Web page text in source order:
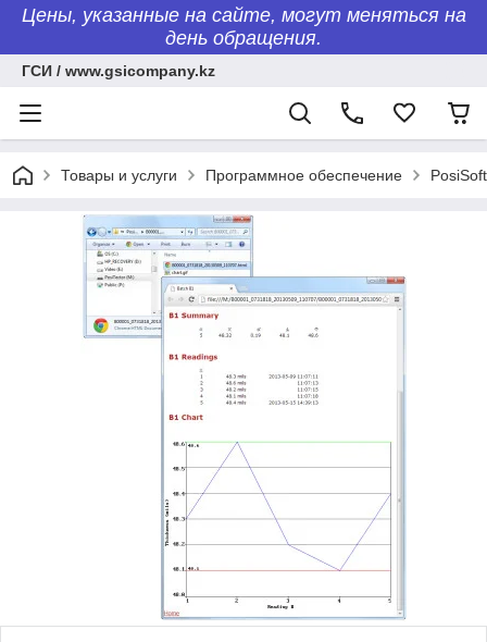
Цены, указанные на сайте, могут меняться на
день обращения.
ГСИ / www.gsicompany.kz
Товары и услуги Программное обеспечение